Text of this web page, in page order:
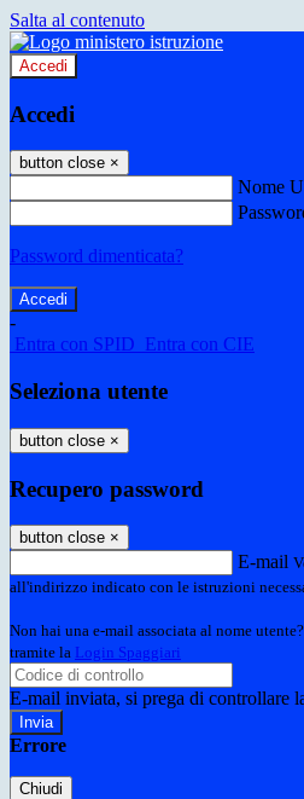
Salta al contenuto
Accedi
Accedi
button close ×
Nome
Password dimenticata?
-
Entra con SPID Entra con CIE
Seleziona utente
button close ×
Recupero password
button close ×
E-mail
all'indirizzo indicato con le istruzioni
Non hai una e-mail associata al nome
tramite la Login Spaggiari
E-mail inviata, si prega di controllare
Errore
Chiudi